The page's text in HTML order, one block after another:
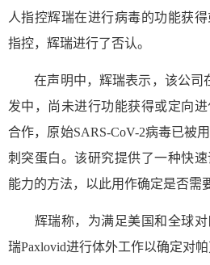
人指控辉瑞在进行病毒的功能获
指控，辉瑞进行了否认。
在声明中，辉瑞表示，该公司
发中，尚未进行功能获得或定向
合作，原始SARS-CoV-2病毒已被
刺突蛋白。该研究提供了一种快
能力的方法，以此用作确定是否需
辉瑞称，为满足美国和全球对
瑞Paxlovid进行体外工作以确定对